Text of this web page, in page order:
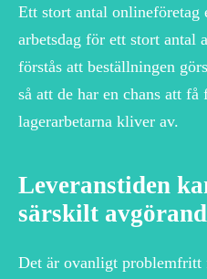
Ett stort antal onlineföretag
arbetsdag för ett stort antal
förstås att beställningen
så att de har en chans att
lagerarbetarna kliver av.
Leveranstiden
särskilt
Det är ovanligt problemfritt